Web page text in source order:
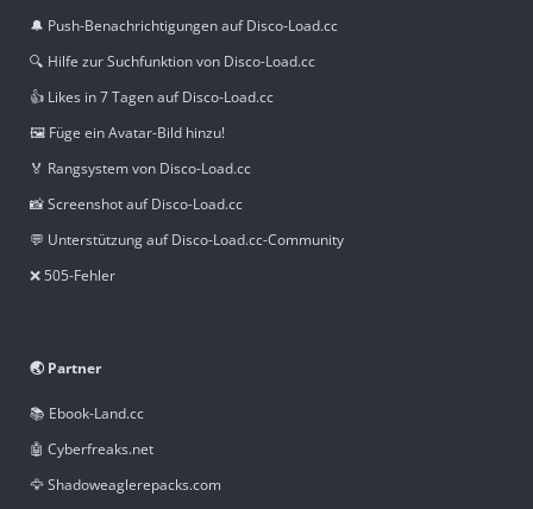
🔔 Push-Benachrichtigungen auf Disco-Load.cc
🔍 Hilfe zur Suchfunktion von Disco-Load.cc
👍 Likes in 7 Tagen auf Disco-Load.cc
🖼️ Füge ein Avatar-Bild hinzu!
🏅 Rangsystem von Disco-Load.cc
📸 Screenshot auf Disco-Load.cc
💬 Unterstützung auf Disco-Load.cc-Community
❌ 505-Fehler
🌏 Partner
📚 Ebook-Land.cc
🤖 Cyberfreaks.net
🦅 Shadoweaglerepacks.com